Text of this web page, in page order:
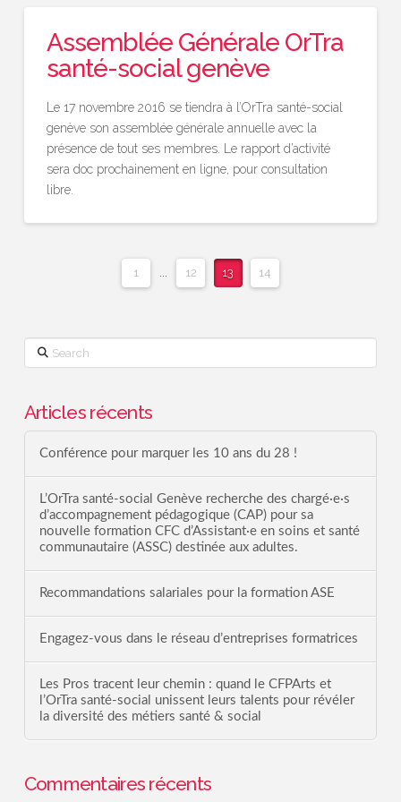
Assemblée Générale OrTra
santé-social genève
Le 17 novembre 2016 se tiendra à l’OrTra santé-social
genève son assemblée générale annuelle avec la
présence de tout ses membres. Le rapport d’activité
sera doc prochainement en ligne, pour consultation
libre.
1 12 13 14
Search
Articles récents
Conférence pour marquer les 10 ans du 28 !
L’OrTra santé-social Genève recherche des chargé·e·s
d’accompagnement pédagogique (CAP) pour sa
nouvelle formation CFC d’Assistant·e en soins et santé
communautaire (ASSC) destinée aux adultes.
Recommandations salariales pour la formation ASE
Engagez-vous dans le réseau d’entreprises formatrices
Les Pros tracent leur chemin : quand le CFPArts et
l’OrTra santé-social unissent leurs talents pour révéler
la diversité des métiers santé & social
Commentaires récents